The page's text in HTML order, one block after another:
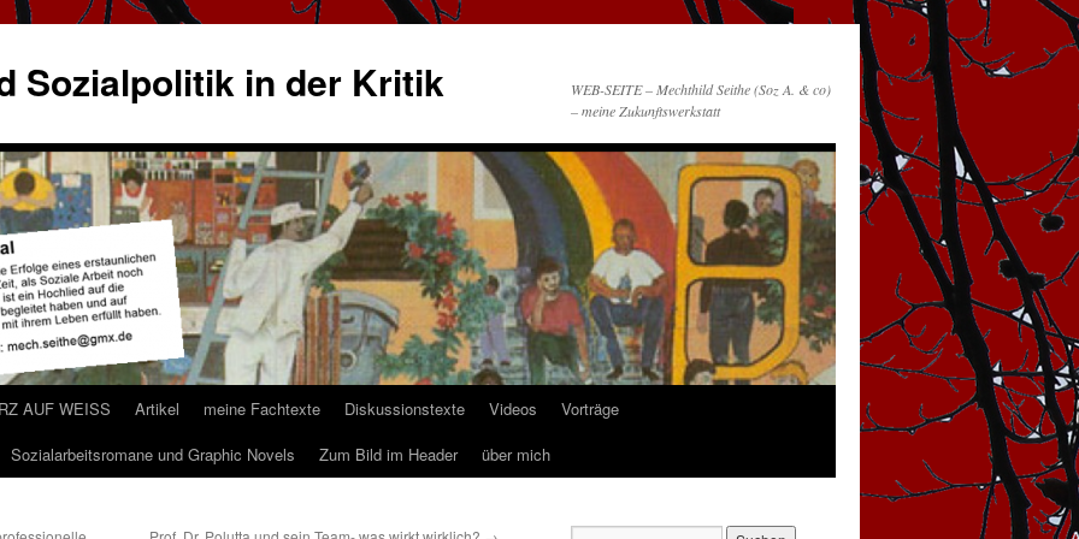
Sozialpolitik in der Kritik
WEB-SEITE – Mechthild Seithe (Soz A. & co)
– meine Zukunftswerkstatt
AUF WEISS Artikel meine Fachtexte Diskussionstexte Videos
Vorträge
Sozialarbeitsromane und Graphic Novels Zum Bild im Header über mich